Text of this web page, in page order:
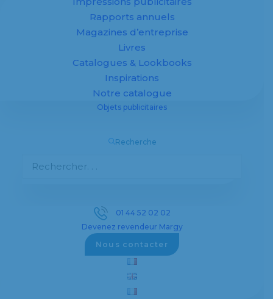
Rapports annuels
Magazines d’entreprise
Livres
Catalogues & Lookbooks
Inspirations
Notre catalogue
Objets publicitaires
Recherche
01 44 52 02 02
Devenez revendeur Margy
Nous contacter
personnalisés
Découvrez notre sélection complète d’objets
votre entreprise efficacement.
Voir les objets publicitaires